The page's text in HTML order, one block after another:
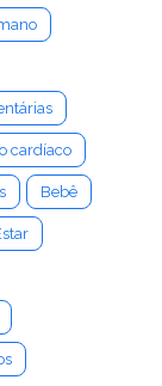
cardíaco
Bebê